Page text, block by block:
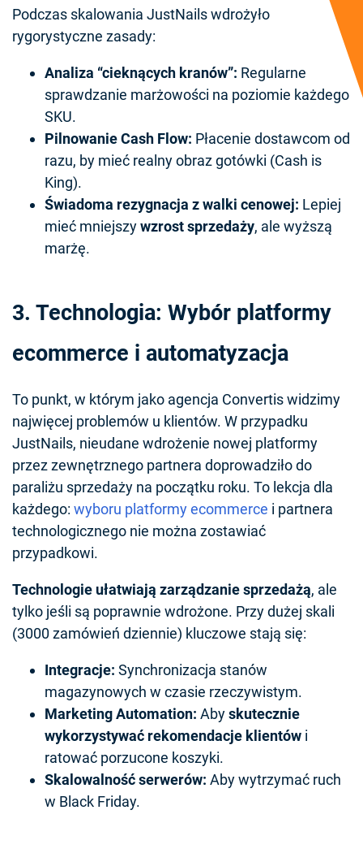
Podczas skalowania JustNails wdrożyło
rygorystyczne zasady:
Analiza “cieknących kranów”: Regularne
sprawdzanie marżowości na poziomie każdego
SKU.
Pilnowanie Cash Flow: Płacenie dostawcom od
razu, by mieć realny obraz gotówki (Cash is
King).
Świadoma rezygnacja z walki cenowej: Lepiej
mieć mniejszywzrost sprzedaży, ale wyższą
marżę.
3. Technologia: Wybór platformy
ecommerce i automatyzacja
To punkt, w którym jako agencja Convertis widzimy
najwięcej problemów u klientów. W przypadku
JustNails, nieudane wdrożenie nowej platformy
przez zewnętrznego partnera doprowadziło do
paraliżu sprzedaży na początku roku. To lekcja dla
każdego: wyboru platformy ecommerce i partnera
technologicznego nie można zostawiać
przypadkowi.
Technologie ułatwiają zarządzanie sprzedażą, ale
tylko jeśli są poprawnie wdrożone. Przy dużej skali
(3000 zamówień dziennie) kluczowe stają się:
Integracje: Synchronizacja stanów
magazynowych w czasie rzeczywistym.
Marketing Automation: Abyskutecznie
wykorzystywać rekomendacje klientów i
ratować porzucone koszyki.
Skalowalność serwerów: Aby wytrzymać ruch
w Black Friday.